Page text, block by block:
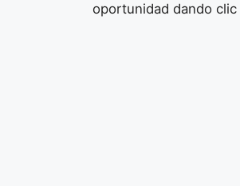
oportunidad dando